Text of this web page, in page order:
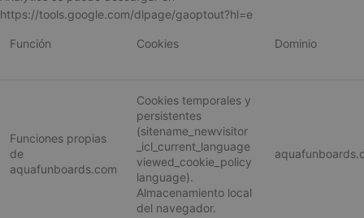
https://tools.google.com/dlpage/gaoptout?hl=e
Función Cookies Dominio
Funciones propias
de
aquafunboards.com
Cookies temporales y
persistentes
(sitename_newvisitor
_icl_current_language
viewed_cookie_policy
language).
Almacenamiento local
del navegador.
Publicidad
Funcionalidad
Las cookies estrictamente necesarias permiten
funciones básicas de la web, como el inicio de
sesión y la gestión de cuentas. La web no puede
funcionar correctamente sin ellas.